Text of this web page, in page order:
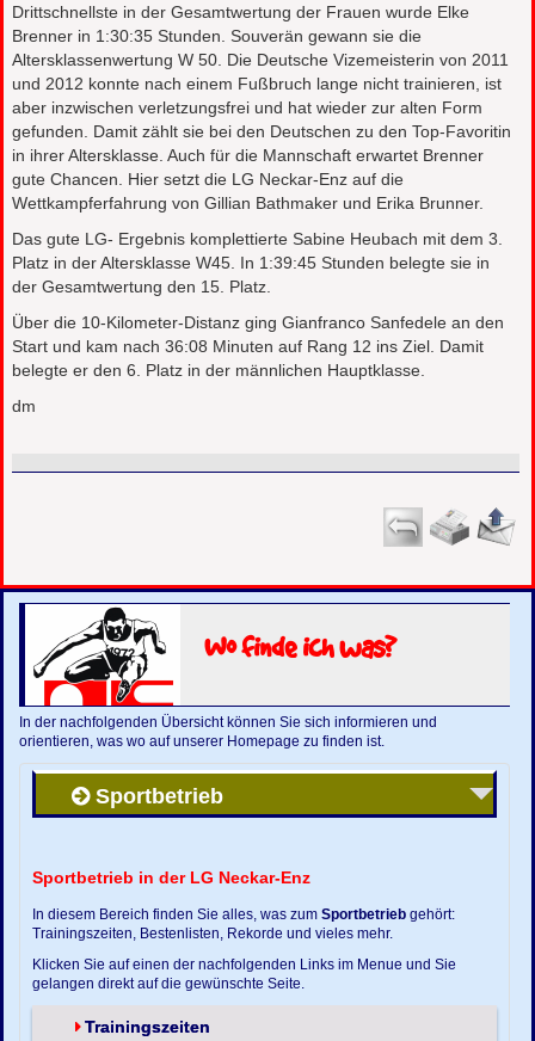
Drittschnellste in der Gesamtwertung der Frauen wurde Elke
Brenner in 1:30:35 Stunden. Souverän gewann sie die
Altersklassenwertung W 50. Die Deutsche Vizemeisterin von 2011
und 2012 konnte nach einem Fußbruch lange nicht trainieren, ist
aber inzwischen verletzungsfrei und hat wieder zur alten Form
gefunden. Damit zählt sie bei den Deutschen zu den Top-Favoritin
in ihrer Altersklasse. Auch für die Mannschaft erwartet Brenner
gute Chancen. Hier setzt die LG Neckar-Enz auf die
Wettkampferfahrung von Gillian Bathmaker und Erika Brunner.
Das gute LG- Ergebnis komplettierte Sabine Heubach mit dem 3.
Platz in der Altersklasse W45. In 1:39:45 Stunden belegte sie in
der Gesamtwertung den 15. Platz.
Über die 10-Kilometer-Distanz ging Gianfranco Sanfedele an den
Start und kam nach 36:08 Minuten auf Rang 12 ins Ziel. Damit
belegte er den 6. Platz in der männlichen Hauptklasse.
dm
Wo finde ich was?
In der nachfolgenden Übersicht können Sie sich informieren und
orientieren, was wo auf unserer Homepage zu finden ist.
Sportbetrieb
Sportbetrieb in der LG Neckar-Enz
In diesem Bereich finden Sie alles, was zumSportbetrieb gehört:
Trainingszeiten, Bestenlisten, Rekorde und vieles mehr.
Klicken Sie auf einen der nachfolgenden Links im Menue und Sie
gelangen direkt auf die gewünschte Seite.
Trainingszeiten